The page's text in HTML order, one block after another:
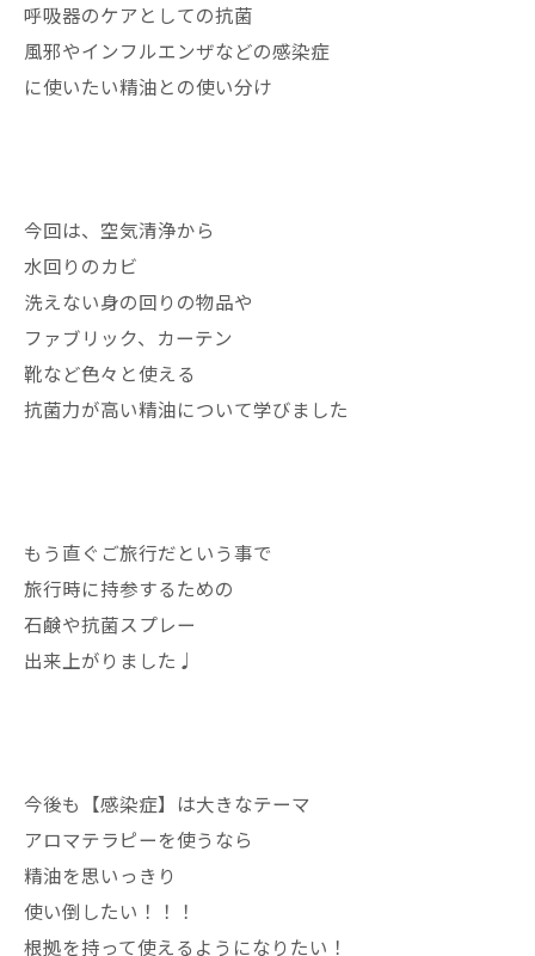
呼吸器のケアとしての抗菌
風邪やインフルエンザなどの感染症
に使いたい精油との使い分け
今回は、空気清浄から
水回りのカビ
洗えない身の回りの物品や
ファブリック、カーテン
靴など色々と使える
抗菌力が高い精油について学びました
もう直ぐご旅行だという事で
旅行時に持参するための
石鹸や抗菌スプレー
出来上がりました♩
今後も【感染症】は大きなテーマ
アロマテラピーを使うなら
精油を思いっきり
使い倒したい！！！
根拠を持って使えるようになりたい！